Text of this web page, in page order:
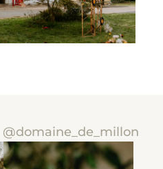
@domaine_de_millon